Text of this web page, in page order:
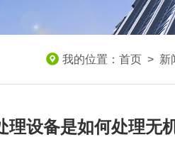
我的位置： 首页 > 新
理设备是如何处理无